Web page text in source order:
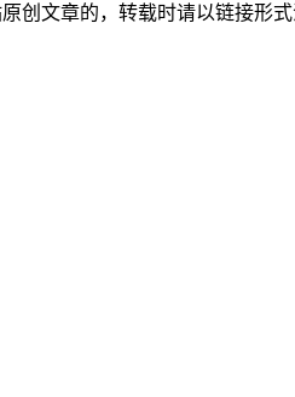
创文章的，转载时请以链接形式